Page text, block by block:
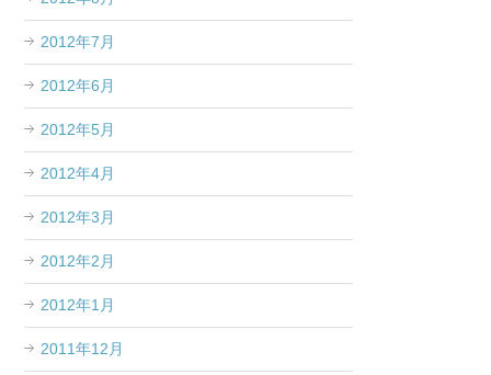
2012年7月
2012年6月
2012年5月
2012年4月
2012年3月
2012年2月
2012年1月
2011年12月